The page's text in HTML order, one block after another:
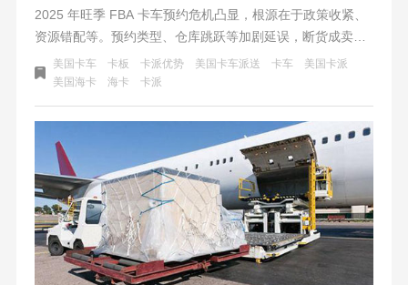
2025 年旺季 FBA 卡车预约危机凸显，根源在于政策收紧、
资源错配等。预约类型、仓库跳跃等加剧延误，断货成卖家
致命伤。破局需物流商资源整合与智能调度，如纽酷保舱保
柜等，卖家也应多仓分流、数据预判，让物流从成本中心变
为增长引擎。
美国卡车 卡板 卡派优势 美国卡车派送 卡车
美国卡派
美国海卡
海卡 卡派